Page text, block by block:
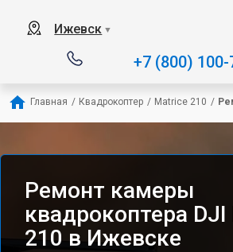
Ижевск ▼
+7 (800)
Главная / Квадрокоптер / Matrice 210 /
Ремонт камеры
квадрокоптера
210 в Ижевске